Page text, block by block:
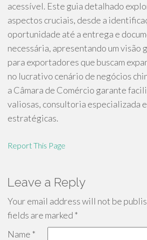
acessível. Este guia detalhado
aspectos cruciais, desde a
oportunidade até a entrega e
necessária, apresentando um visão
para exportadores que buscam
no lucrativo cenário de negócios
a Câmara de Comércio garante
valiosas, consultoria especializada
estratégicas.
Report This Page
Leave a Reply
Your email address will not be
fields are marked *
Name *